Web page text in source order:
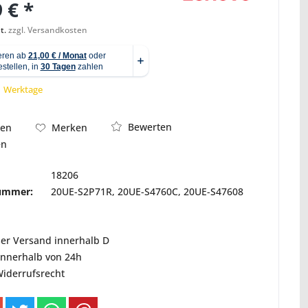
€ *
zzgl. Versandkosten
Merken
Bewerten
18206
20UE-S2P71R, 20UE-S4760C, 20UE-S47608
Versand innerhalb D
von 24h